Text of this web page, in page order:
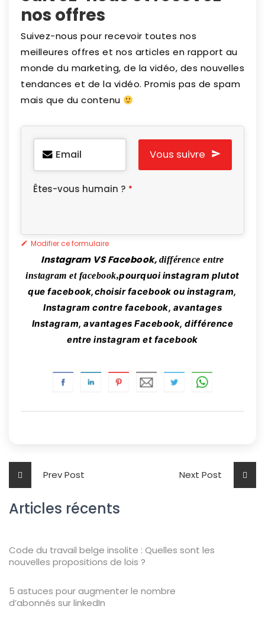
nos offres
Suivez-nous pour recevoir toutes nos
meilleures offres et nos articles en rapport au
monde du marketing, de la vidéo, des nouvelles
tendances et de la vidéo. Promis pas de spam
mais que du contenu
Email Vous suivre
Êtes-vous humain ? *
Modifier ce formulaire
Instagram VS Facebook, différence entre
instagram et facebook,pourquoi instagram plutot
que facebook,choisir facebook ou instagram,
Instagram contre facebook, avantages
Instagram, avantages Facebook, différence
entre instagram et facebook
Prev Post Next Post
Articles récents
Code du travail belge insolite : Quelles sont les
nouvelles propositions de lois ?
5 astuces pour augmenter le nombre
d’abonnés sur linkedIn